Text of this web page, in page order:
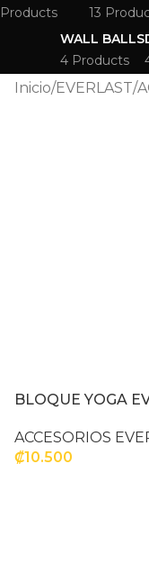
13
WALL BALLS
4 Products
Inicio EVERLAST
BLOQUE YOGA
ACCESORIOS
₡10.500